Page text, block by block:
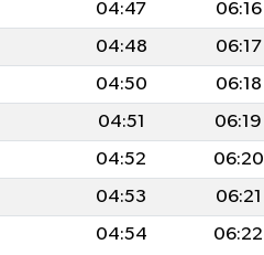
04:47 06:16
04:48 06:17
04:50 06:18
04:51 06:19
04:52 06:20
04:53 06:21
04:54 06:22